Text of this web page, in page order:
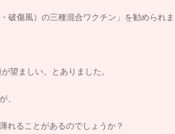
破傷風）の三種混合ワクチン」を勧められま
望ましい。とありました。
、
れることがあるのでしょうか？